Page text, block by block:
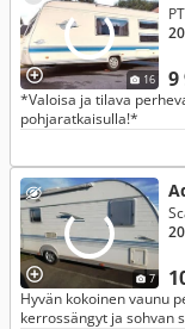
16 9
PT
*Valoisa ja tilava
pohjaratkaisulla!*
7
Hyvän kokoinen vaunu
kerrossängyt ja sohvan